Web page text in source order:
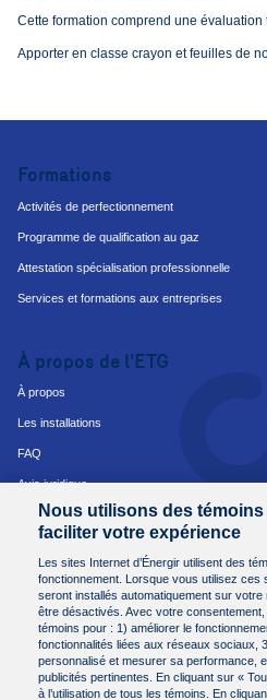
Cette formation comprend une évaluation
Apporter en classe crayon et feuilles de
Formations
Activités de perfectionnement
Programme de qualification au gaz
Attestation spécialisation professionnelle
Services et formations aux entreprises
À propos de l'ETG
À propos
Les installations
FAQ
Avis juridique
Avis de protection des renseignements
Conditions et modalités d'achat
Nous joindre
Besoin de plus d'informations?
Communiquez avec nous.
Par courriel àetg@energir.com
Nous utilisons des
faciliter votre expérience
Les sites Internet d’Énergir utilisent des
fonctionnement. Lorsque vous utilisez ces
seront installés automatiquement sur
être désactivés. Avec votre consentement,
témoins pour : 1) améliorer le
fonctionnalités liées aux réseaux sociaux,
personnalisé et mesurer sa performance,
publicités pertinentes. En cliquant sur «
à l’utilisation de tous les témoins. En